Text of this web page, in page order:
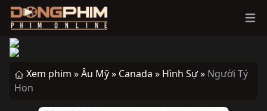
Xem phim »Âu Mỹ » Canada » Hình Sự » Người Tý
Hon